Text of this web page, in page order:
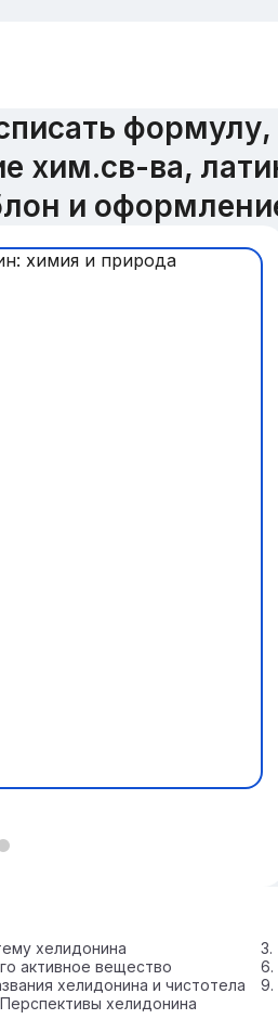
хим.св-ва,
и
хелидонина
активное вещество
хелидонина и чистотела
хелидонина